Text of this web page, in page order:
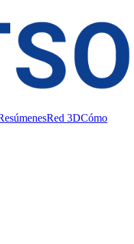
Red 3DCómo